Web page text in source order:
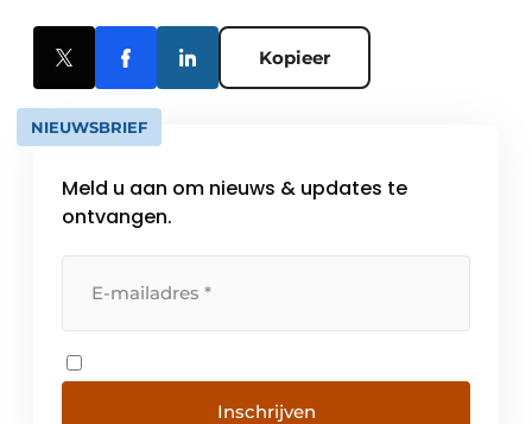
Kopieer
NIEUWSBRIEF
Meld u aan om nieuws & updates te
ontvangen.
Inschrijven